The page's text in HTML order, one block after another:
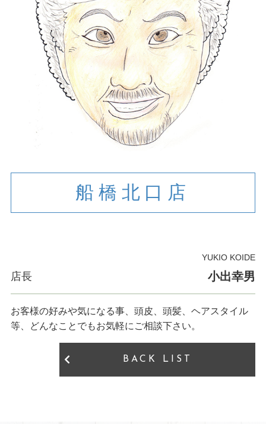
船橋北口店
店長
YUKIO KOIDE
小出幸男
お客様の好みや気になる事、頭皮、頭髪、ヘアスタイル
等、どんなことでもお気軽にご相談下さい。
BACK LIST